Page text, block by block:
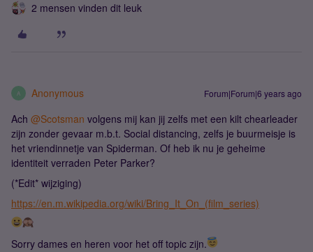
2 mensen vinden dit leuk
A Anonymous Forum|Forum|6 years ago
Ach @Scotsman volgens mij kan jij zelfs met een kilt chearleader
zijn zonder gevaar m.b.t. Social distancing, zelfs je buurmeisje is
het vriendinnetje van Spiderman. Of heb ik nu je geheime
identiteit verraden Peter Parker?
(*Edit* wijziging)
https://en.m.wikipedia.org/wiki/Bring_It_On_(film_series)
Sorry dames en heren voor het off topic zijn.